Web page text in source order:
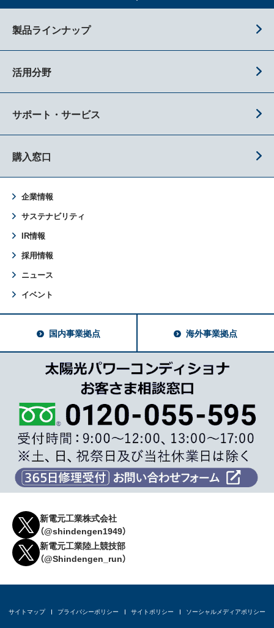
製品ラインナップ
活用分野
サポート・サービス
購入窓口
企業情報
サステナビリティ
IR情報
採用情報
ニュース
イベント
国内事業拠点 海外事業拠点
新電元工業株式会社
（@shindengen1949）
新電元工業陸上競技部
（@Shindengen_run）
サイトマップ プライバシーポリシー サイトポリシー ソーシャルメディアポリシー